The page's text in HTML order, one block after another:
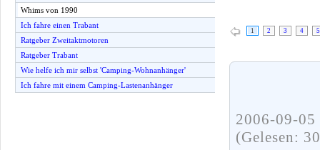
Whims von 1990
Ich fahre einen Trabant
Ratgeber Zweitaktmotoren
Ratgeber Trabant
Wie helfe ich mir selbst 'Camping-Wohnanhänger'
Ich fahre mit einem Camping-Lastenanhänger
1 2 3 4 5
2006-09-
(Gelesen: